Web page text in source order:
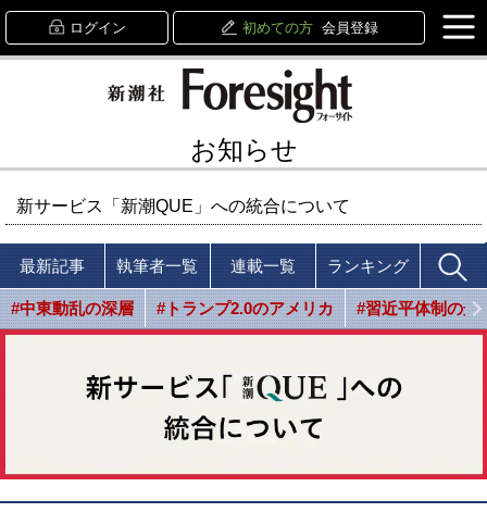
ログイン 初めての方 会員登録
お知らせ
新サービス「新潮QUE」への統合について
最新記事 執筆者一覧 連載一覧 ランキング
#中東動乱の深層 #トランプ2.0のアメリカ #習近平体制の光